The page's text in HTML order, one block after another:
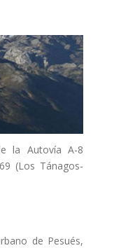
la Autovía A-8
(Los Tánagos-
de Pesués,